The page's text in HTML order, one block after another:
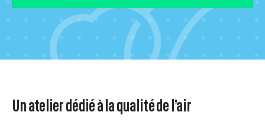
Un atelier dédié à la qualité de l’air